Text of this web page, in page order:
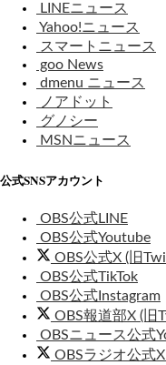
LINEニュース
Yahoo!ニュース
スマートニュース
goo News
dmenu ニュース
ノアドット
グノシー
MSNニュース
公式SNSアカウント
OBS公式LINE
OBS公式Youtube
OBS公式X (旧
OBS公式TikTok
OBS公式Instagram
OBS報道部X (旧
OBSニュース公式
OBSラジオ公式